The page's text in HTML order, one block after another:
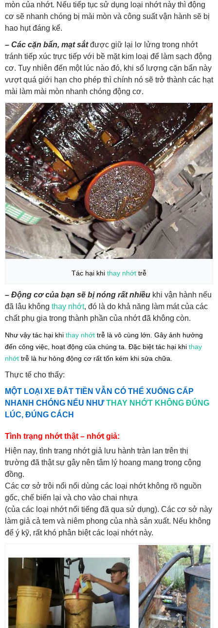
mòn của nhớt. Nếu tiếp tục sử dụng loại nhớt này thì động
cơ sẽ nhanh chóng bị mài mòn và công suất vận hành sẽ bị
hao hụt đáng kể.
– Các cặn bẩn, mạt sắtđược giữ lại lơ lửng trong nhớt
tránh tiếp xúc trực tiếp với bề mặt kim loại để làm sạch động
cơ. Tuy nhiên đến một lúc nào đó, khi số lượng cặn bẩn này
vượt quá giới hạn cho phép thì chính nó sẽ trở thành các hạt
mài làm mài mòn nhanh chóng động cơ.
Tác hại khi thay nhớt trễ
– Động cơ của bạn sẽ bị nóng rất nhiều khi vận hành nếu
đã lâu không thay nhớt, đó là do khả năng làm mát của các
chất phụ gia trong thành phần của nhớt đã không còn.
Như vậy tác hại khi thay nhớt trễ là vô cùng lớn. Gây ảnh hưởng
đến công việc, hoạt động của chúng ta. Đặc biệt tác hại khi thay
nhớt trễ là hư hỏng động cơ rất tốn kém khi sửa chữa.
Thực tế cho thấy:
MỘT LOẠI XE ĐẮT TIỀN VẪN CÓ THỂ XUỐNG CẤP
NHANH CHÓNG NẾU NHƯTHAY NHỚT KHÔNG ĐÚNG
LÚC, ĐÚNG CÁCH
Tình trạng nhớt thật – nhớt giả:
Hiện nay, tình trang nhớt giả lưu hành tràn lan trên thị
trường đã thật sự gây nên tâm lý hoang mang trong cộng
đồng.
Các cơ sở trôi nổi nổi dùng các loại nhớt không rõ nguồn
gốc, chế biến lại và cho vào chai nhựa
(của các loại nhớt nổi tiếng đã qua sử dụng). Các cơ sở này
làm giả cả tem và niêm phong của nhà sản xuất. Nếu không
để ý kỹ, rất khó phân biệt các loại nhớt này.